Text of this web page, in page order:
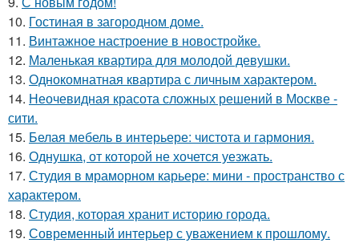
10. Гостиная в загородном доме.
11. Винтажное настроение в новостройке.
12. Маленькая квартира для молодой девушки.
13. Однокомнатная квартира с личным характером.
14. Неочевидная красота сложных решений в Москве -
сити.
15. Белая мебель в интерьере: чистота и гармония.
16. Однушка, от которой не хочется уезжать.
17. Студия в мраморном карьере: мини - пространство с
характером.
18. Студия, которая хранит историю города.
19. Современный интерьер с уважением к прошлому.